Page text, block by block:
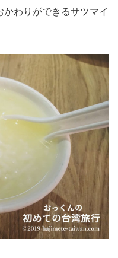
わりができるサツマイ